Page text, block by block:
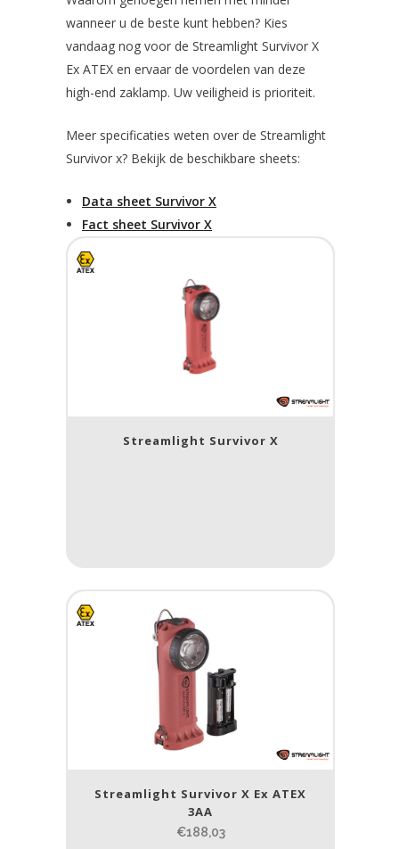
wanneer u de beste kunt hebben? Kies
vandaag nog voor de Streamlight Survivor X
Ex ATEX en ervaar de voordelen van deze
high-end zaklamp. Uw veiligheid is prioriteit.
Meer specificaties weten over de Streamlight
Survivor x? Bekijk de beschikbare sheets:
Data sheet Survivor X
Fact sheet Survivor X
Streamlight Survivor X
Streamlight Survivor X Ex ATEX
3AA
€188,03